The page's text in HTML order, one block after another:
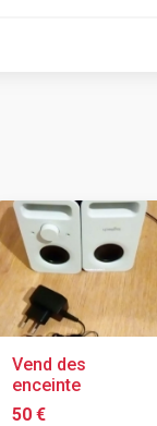
Vend des
enceinte
50 €